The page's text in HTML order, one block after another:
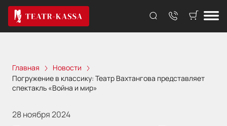
Главная
Новости
Погружение в классику: Театр Вахтангова представляет
спектакль «Война и мир»
28 ноября 2024